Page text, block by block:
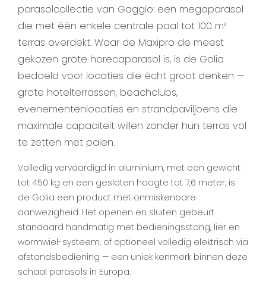
parasolcollectie van Gaggio: een megaparasol
die met één enkele centrale paal tot 100 m²
terras overdekt. Waar de Maxipro de meest
gekozen grote horecaparasol is, is de Golia
bedoeld voor locaties die écht groot denken —
grote hotelterrassen, beachclubs,
evenementenlocaties en strandpaviljoens die
maximale capaciteit willen zonder hun terras vol
te zetten met palen.
Volledig vervaardigd in aluminium, met een gewicht
tot 450 kg en een gesloten hoogte tot 7,6 meter, is
de Golia een product met onmiskenbare
aanwezigheid. Het openen en sluiten gebeurt
standaard handmatig met bedieningsstang, lier en
wormwiel-systeem, of optioneel volledig elektrisch via
afstandsbediening — een uniek kenmerk binnen deze
schaal parasols in Europa.